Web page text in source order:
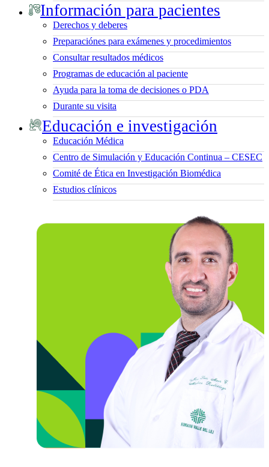
Información para pacientes
Derechos y deberes
Preparaciónes para exámenes y procedimientos
Consultar resultados médicos
Programas de educación al paciente
Ayuda para la toma de decisiones o PDA
Durante su visita
Educación e investigación
Educación Médica
Centro de Simulación y Educación Continua – CESEC
Comité de Ética en Investigación Biomédica
Estudios clínicos